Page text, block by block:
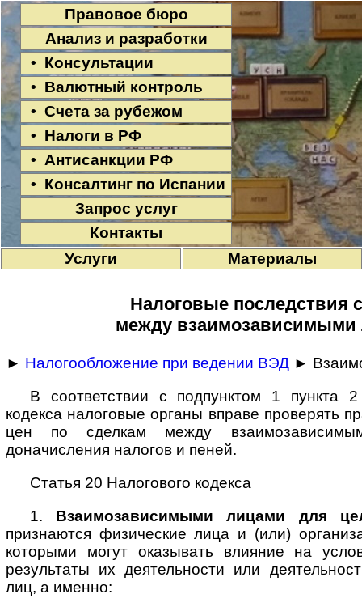
Правовое бюро
Анализ и разработки
• Консультации
• Валютный контроль
• Счета за рубежом
• Налоги в РФ
• Антисанкции РФ
• Консалтинг по Испании
Запрос услуг
Контакты
Услуги
Материалы
Налоговые последствия
между взаимозависимыми
► Налогообложение при ведении ВЭД ►
В соответствии с подпунктом 1 пункта
кодекса налоговые органы вправе проверять
цен по сделкам между
доначисления налогов и пеней.
Статья 20 Налогового кодекса
1. Взаимозависимыми лицами для
признаются физические лица и (или)
которыми могут оказывать влияние на
результаты их деятельности или
лиц, а именно: